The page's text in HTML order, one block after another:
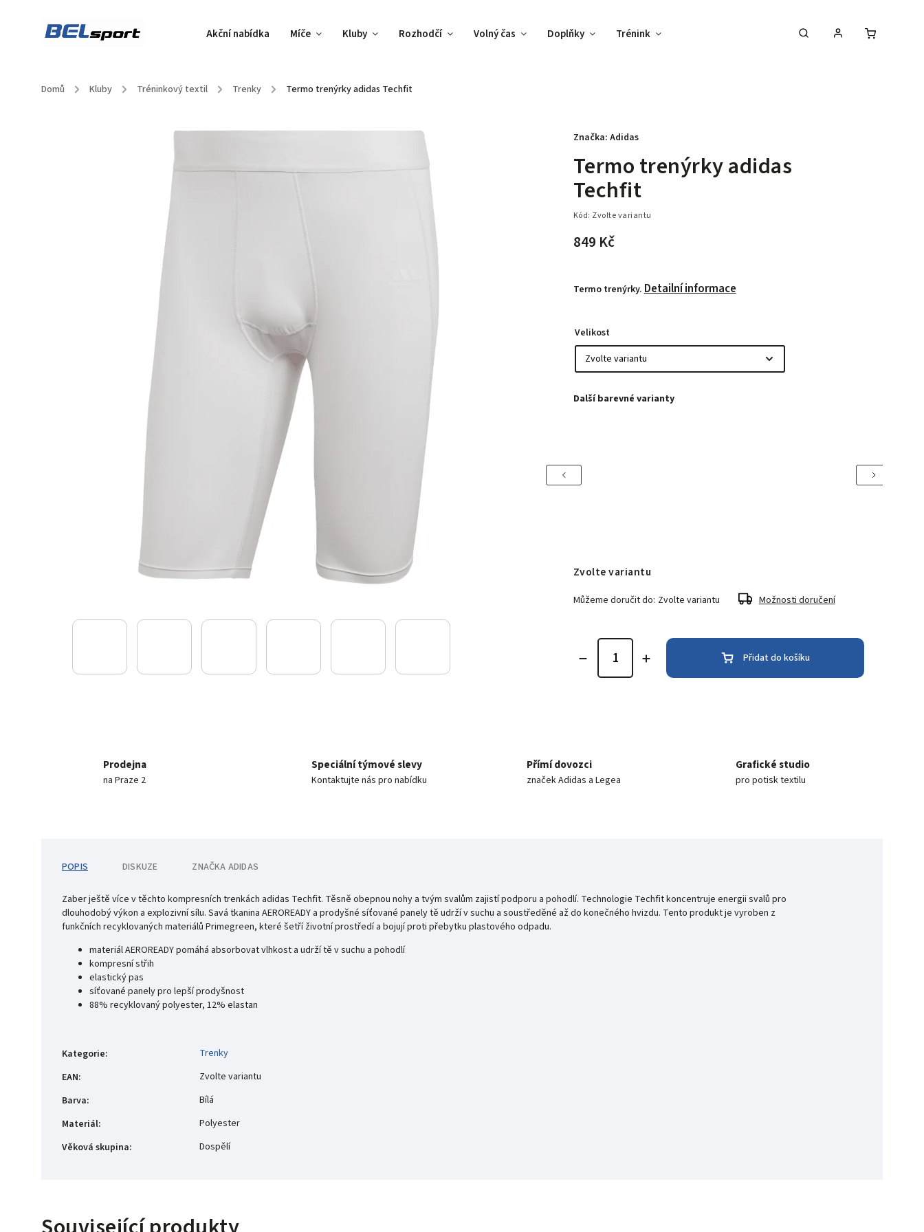
Akční nabídka Míče Kluby Rozhodčí Volný čas Doplňky Trénink Vybav svůj tým !
Domů / Kluby / Tréninkový textil / Trenky / Termo trenýrky adidas Techfit
Termo trenýrky adidas
Techfit
Kód: Zvolte variantu
849 Kč
Termo trenýrky.Detailní informace
Značka: Adidas
Velikost
Previous Next
Zvolte variantu
Můžeme doručit do: Zvolte variantu Možnosti doručení
Přidat do košíku
Prodejna
na Praze 2
Speciální týmové slevy
Kontaktujte nás pro nabídku
Přímí dovozci
značek Adidas a Legea
Grafické studio
pro potisk textilu
POPIS DISKUZE ZNAČKA ADIDAS
Zaber ještě více v těchto kompresních trenkách adidas Techfit. Těsně obepnou nohy a tvým svalům zajistí podporu a pohodlí. Technologie Techfit koncentruje energii svalů pro
dlouhodobý výkon a explozivní sílu. Savá tkanina AEROREADY a prodyšné síťované panely tě udrží v suchu a soustředěné až do konečného hvizdu. Tento produkt je vyroben z
funkčních recyklovaných materiálů Primegreen, které šetří životní prostředí a bojují proti přebytku plastového odpadu.
materiál AEROREADY pomáhá absorbovat vlhkost a udrží tě v suchu a pohodlí
kompresní střih
elastický pas
síťované panely pro lepší prodyšnost
88% recyklovaný polyester, 12% elastan
Kategorie:
Trenky
EAN:
Zvolte variantu
Barva:
Bílá
Materiál:
Polyester
Věková skupina: Dospělí